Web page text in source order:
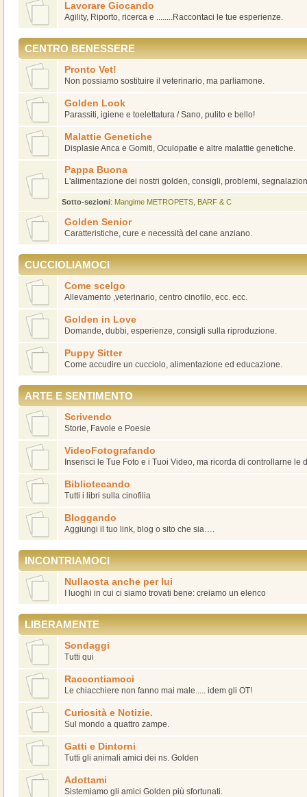
Lavorare Giocando
Agility, Riporto, ricerca e ........Raccontaci le tue esperienze.
CENTRO BENESSERE
Pronto Vet!
Non possiamo sostituire il veterinario, ma parliamone.
Golden Look
Parassiti, igiene e toelettatura / Sano, pulito e bello!
Malattie Genetiche
Displasie Anca e Gomiti, Oculopatie e altre malattie genetiche.
Pappa Buona
L'alimentazione dei nostri golden, consigli, problemi,
Sotto-sezioni: Mangime METROPETS, BARF & C
Golden Senior
Caratteristiche, cure e necessità del cane anziano.
CUCCIOLIAMOCI
Come scelgo
Allevamento ,veterinario, centro cinofilo, ecc. ecc.
Golden in Love
Domande, dubbi, esperienze, consigli sulla riproduzione.
Puppy Sitter
Come accudire un cucciolo, alimentazione ed educazione.
ARTE E SENTIMENTO
Scrivendo
Storie, Favole e Poesie
VideoFotografando
Inserisci le Tue Foto e i Tuoi Video, ma ricorda di controllarne le
Bibliotecando
Tutti i libri sulla cinofilia
Bloggando
Aggiungi il tuo link, blog o sito che sia….
INCONTRIAMOCI
Nullaosta anche per lui
I luoghi in cui ci siamo trovati bene: creiamo un elenco
LIBERAMENTE
Sondaggi
Tutti qui
Raccontiamoci
Le chiacchiere non fanno mai male..... idem gli OT!
Curiosità e Notizie.
Sul mondo a quattro zampe.
Gatti e Dintorni
Tutti gli animali amici dei ns. Golden
Adottami
Sistemiamo gli amici Golden più sfortunati.